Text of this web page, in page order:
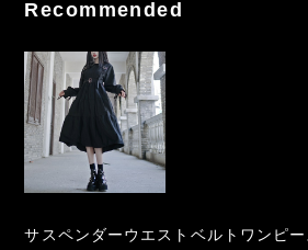
Recommended
サスペンダーウエストベルトワンピ